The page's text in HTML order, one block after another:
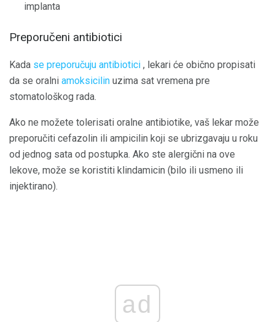
implanta
Preporučeni antibiotici
Kada se preporučuju antibiotici , lekari će obično propisati
da se oralni amoksicilin uzima sat vremena pre
stomatološkog rada.
Ako ne možete tolerisati oralne antibiotike, vaš lekar može
preporučiti cefazolin ili ampicilin koji se ubrizgavaju u roku
od jednog sata od postupka. Ako ste alergični na ove
lekove, može se koristiti klindamicin (bilo ili usmeno ili
injektirano).
ad